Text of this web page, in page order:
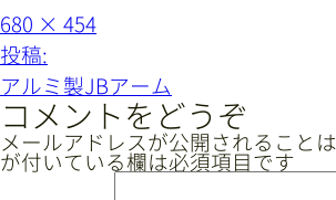
新着情報
採用情報
レールシステムにつ
フ
ル
サ
イ
ズ
680 × 454
投
稿
ナ
ビ
ゲ
投稿:
アルミ製JBアーム
コメントをどうぞ
メールアドレスが公開されること
が付いている欄は必須項目です